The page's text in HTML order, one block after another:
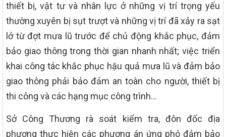
thiết bị, vật tư và nhân lực ở những vị trí trọng yếu
thường xuyên bị sụt trượt và những vị trí đã xảy ra sạt
lở từ đợt mưa lũ trước để chủ động khắc phục, đảm
bảo giao thông trong thời gian nhanh nhất; việc triển
khai công tác khắc phục hậu quả mưa lũ và đảm bảo
giao thông phải bảo đảm an toàn cho người, thiết bị
thi công và các hạng mục công trình…
Sở Công Thương rà soát kiểm tra, đôn đốc địa
phương thực hiện các phương án ứng phó đảm bảo